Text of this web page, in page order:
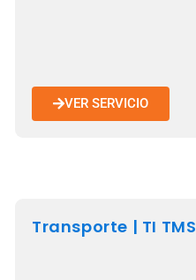
VER SERVICIO
Transporte | TI TMS